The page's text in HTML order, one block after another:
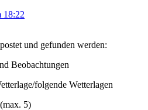
18:22
und gefunden werden:
Beobachtungen
folgende Wetterlagen
5)